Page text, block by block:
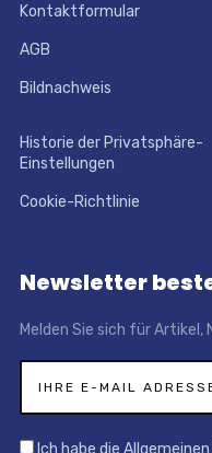
Kontaktformular
AGB
Bildnachweis
Historie der Privatsphäre-
Einstellungen
Cookie-Richtlinie
Newsletter
Melden Sie sich für Artikel,
Ich habe die